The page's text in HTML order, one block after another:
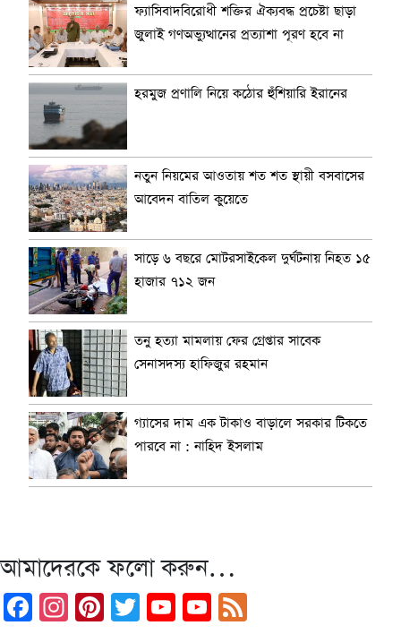
ফ্যাসিবাদবিরোধী শক্তির ঐক্যবদ্ধ প্রচেষ্টা ছাড়া
জুলাই গণঅভ্যুত্থানের প্রত্যাশা পূরণ হবে না
হরমুজ প্রণালি নিয়ে কঠোর হুঁশিয়ারি ইরানের
নতুন নিয়মের আওতায় শত শত স্থায়ী বসবাসের
আবেদন বাতিল কুয়েতে
সাড়ে ৬ বছরে মোটরসাইকেল দুর্ঘটনায় নিহত ১৫
হাজার ৭১২ জন
তনু হত্যা মামলায় ফের গ্রেপ্তার সাবেক
সেনাসদস্য হাফিজুর রহমান
গ্যাসের দাম এক টাকাও বাড়ালে সরকার টিকতে
পারবে না : নাহিদ ইসলাম
আমাদেরকে ফলো করুন…
Facebook
Instagram
Pinterest
TwitterYouTube
YouTube